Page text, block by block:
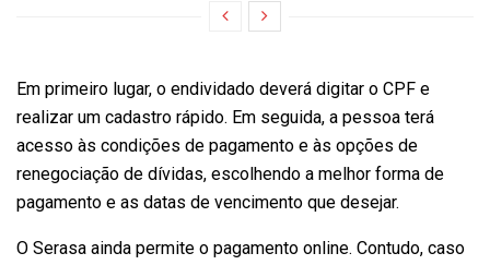
Em primeiro lugar, o endividado deverá digitar o CPF e
realizar um cadastro rápido. Em seguida, a pessoa terá
acesso às condições de pagamento e às opções de
renegociação de dívidas, escolhendo a melhor forma de
pagamento e as datas de vencimento que desejar.
O Serasa ainda permite o pagamento online. Contudo, caso